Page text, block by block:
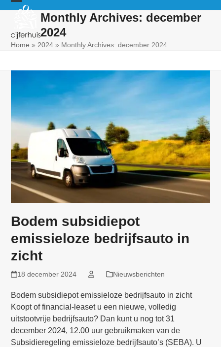
Open
mobile
menu
Close
mobile
menu
Monthly Archives: december
2024
Home » 2024 » Monthly Archives: december 2024
Bodem subsidiepot
emissieloze bedrijfsauto in
zicht
18 december 2024 Nieuwsberichten
Bodem subsidiepot emissieloze bedrijfsauto in zicht
Koopt of financial-leaset u een nieuwe, volledig
uitstootvrije bedrijfsauto? Dan kunt u nog tot 31
december 2024, 12.00 uur gebruikmaken van de
Subsidieregeling emissieloze bedrijfsauto’s (SEBA). U